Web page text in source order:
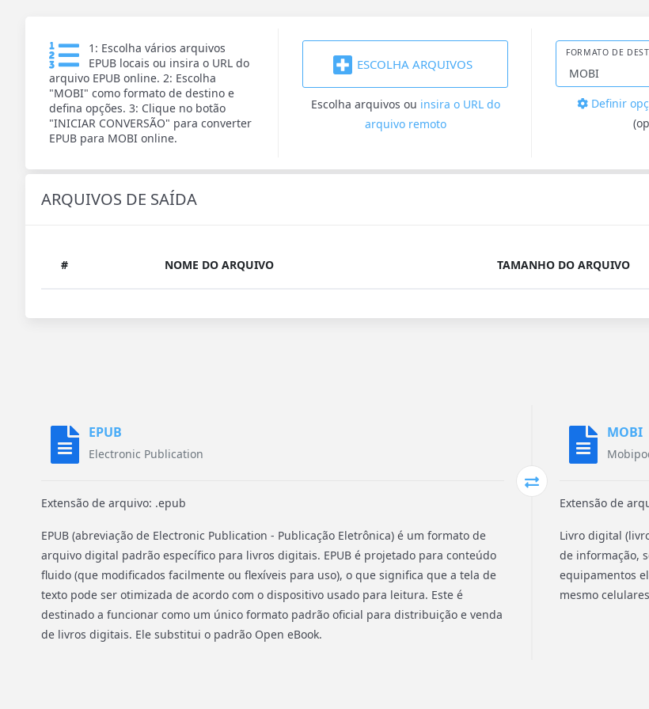
1: Escolha vários arquivos
EPUB locais ou insira o URL do
arquivo EPUB online. 2: Escolha
"MOBI" como formato de destino e
defina opções. 3: Clique no botão
"INICIAR CONVERSÃO" para converter
EPUB para MOBI online.
ESCOLHA ARQUIVOS
Escolha arquivos ou insira o URL do
arquivo remoto
FORMATO DE
Definir
ARQUIVOS DE SAÍDA
# NOME DO ARQUIVO TAMANHO DO ARQUIVO
EPUB
Electronic Publication
Extensão de arquivo: .epub
EPUB (abreviação de Electronic Publication - Publicação Eletrônica) é um formato de
arquivo digital padrão específico para livros digitais. EPUB é projetado para conteúdo
fluido (que modificados facilmente ou flexíveis para uso), o que significa que a tela de
texto pode ser otimizada de acordo com o dispositivo usado para leitura. Este é
destinado a funcionar como um único formato padrão oficial para distribuição e venda
de livros digitais. Ele substitui o padrão Open eBook.
MOBI
Extensão de
Livro digital
de informação,
equipamentos
mesmo